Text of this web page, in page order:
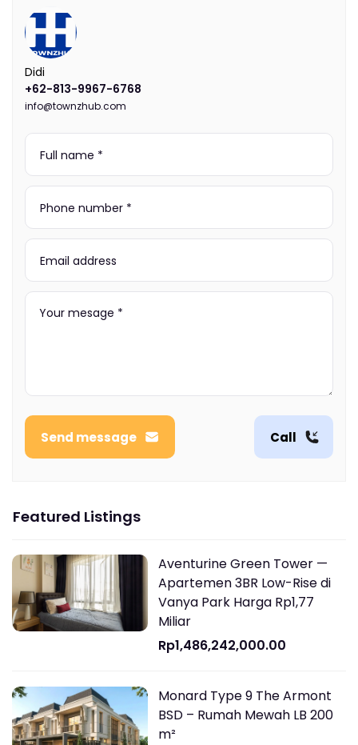
Didi
+62-813-9967-6768
info@townzhub.com
Send message Call
Featured Listings
Aventurine Green Tower —
Apartemen 3BR Low-Rise di
Vanya Park Harga Rp1,77
Miliar
Rp1,486,242,000.00
Monard Type 9 The Armont
BSD – Rumah Mewah LB 200
m²